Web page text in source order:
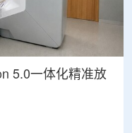
5.0一体化精准放